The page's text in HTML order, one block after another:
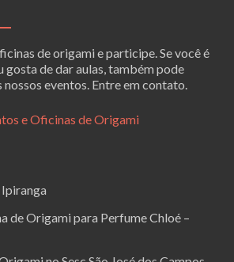
de origami e participe. Se você é
gosta de dar aulas, também pode
eventos. Entre em contato.
e Oficinas de Origami
de Origami para Perfume Chloé –